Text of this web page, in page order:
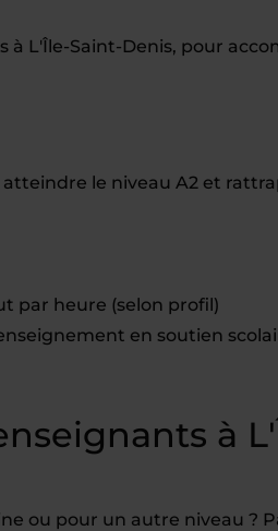
L'Île-Saint-Denis, pour
le niveau A2 et
par heure (selon profil)
en soutien
à
ou pour un autre niveau ?